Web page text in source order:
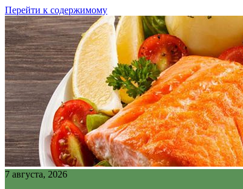
Перейти к содержимому
7 августа, 2026